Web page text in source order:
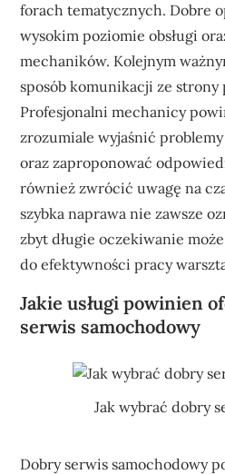
forach tematycznych. Dobre
wysokim poziomie obsługi
mechaników. Kolejnym
sposób komunikacji ze strony
Profesjonalni mechanicy
zrozumiale wyjaśnić
oraz zaproponować
również zwrócić uwagę na
szybka naprawa nie zawsze
zbyt długie oczekiwanie
do efektywności pracy
Jakie usługi powinien
serwis samochodowy
Jak wybrać dobry
Dobry serwis samochodowy